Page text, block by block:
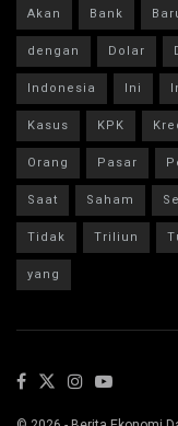
Akan Bank
dengan
Dolar
Indonesia
Ini
Kasus
KPK
Orang
Pasar
Saat
Saham
Tidak
Triliun
yang